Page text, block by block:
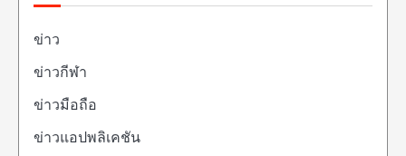
ข่าว
ข่าวกีฬา
ข่าวมือถือ
ข่าวแอปพลิเคชัน